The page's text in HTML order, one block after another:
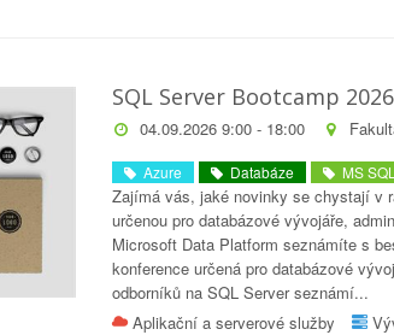
SQL Server Bootcamp 2026
04.09.2026 9:00 - 18:00
Azure Databáze MS
Zajímá vás, jaké novinky se chystají v
určenou pro databázové vývojáře,
Microsoft Data Platform seznámíte s
konference určená pro databázové
odborníků na SQL Server seznámí...
Aplikační a serverové služby